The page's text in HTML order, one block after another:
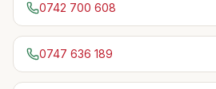
0742 700 608
0747 636 189